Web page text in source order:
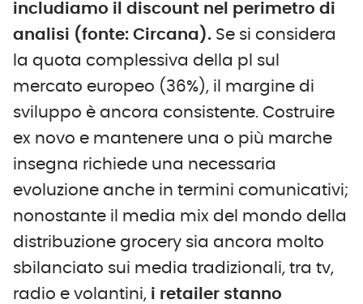
includiamo il discount nel perimetro di
analisi (fonte: Circana). Se si considera
la quota complessiva della pl sul
mercato europeo (36%), il margine di
sviluppo è ancora consistente. Costruire
ex novo e mantenere una o più marche
insegna richiede una necessaria
evoluzione anche in termini comunicativi;
nonostante il media mix del mondo della
distribuzione grocery sia ancora molto
sbilanciato sui media tradizionali, tra tv,
radio e volantini, i retailer stanno